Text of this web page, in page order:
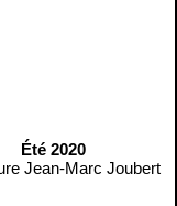
Été 2020